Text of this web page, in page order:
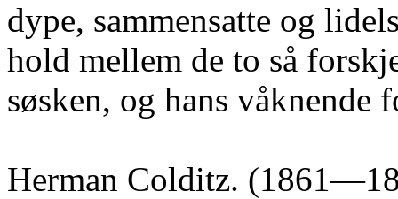
dype, sammensatte og
hold mellem de to så
søsken, og hans våknende
Herman Colditz.